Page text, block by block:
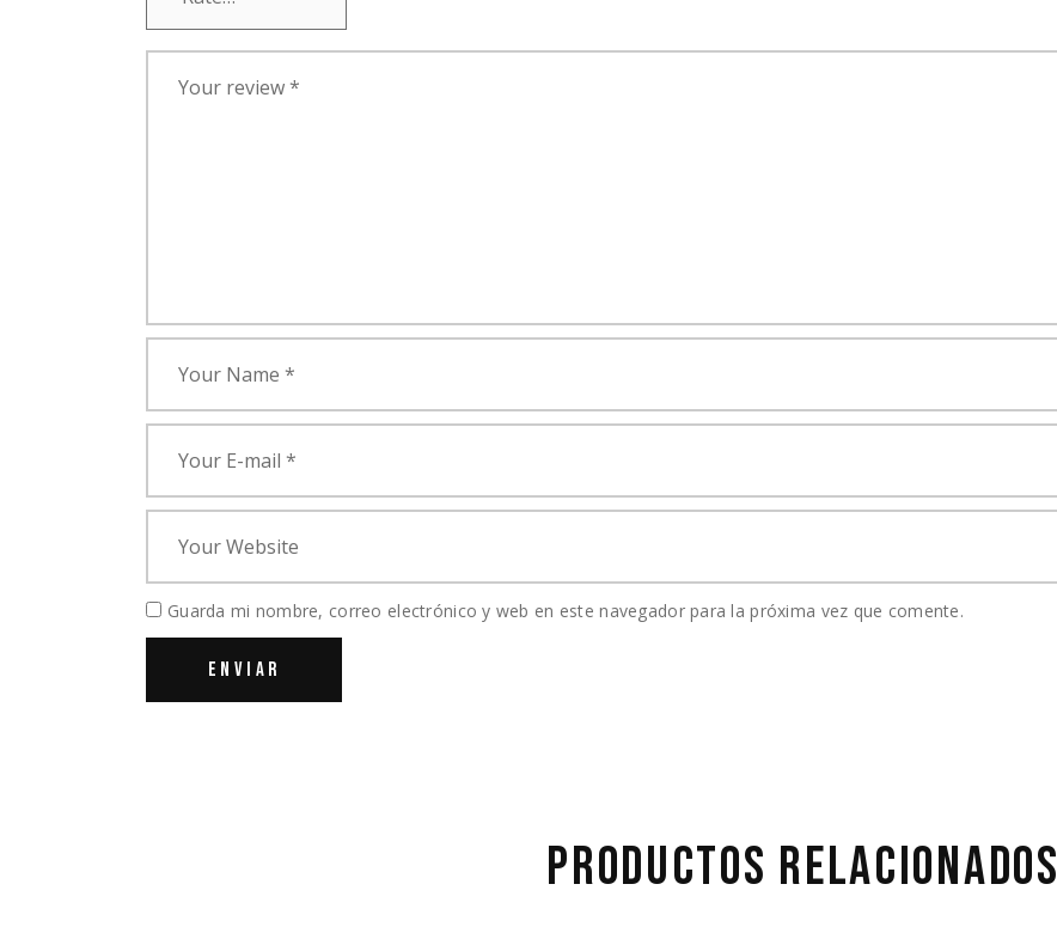
Guarda mi nombre, correo electrónico y web en este navegador para la próxima vez que comente.
PRODUCTOS RELACIONADOS